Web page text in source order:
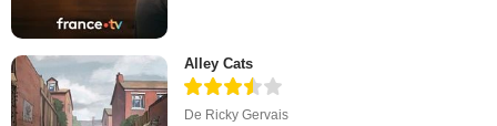
Alley Cats
De Ricky Gervais